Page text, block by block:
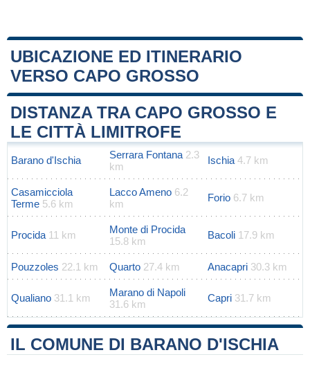
UBICAZIONE ED ITINERARIO
VERSO CAPO GROSSO
+
−
Leaflet|Map data ©OpenStreetMap
DISTANZA TRA CAPO GROSSO E
LE CITTÀ LIMITROFE
Barano d'Ischia Serrara Fontana 2.3
km
Ischia 4.7 km
Casamicciola
Terme 5.6 km
Lacco Ameno 6.2
km
Forio 6.7 km
Procida 11 km
Monte di Procida
15.8 km
Bacoli 17.9 km
Pouzzoles 22.1 km Quarto 27.4 km Anacapri 30.3 km
Qualiano 31.1 km
Marano di Napoli
31.6 km
Capri 31.7 km
IL COMUNE DI BARANO D'ISCHIA